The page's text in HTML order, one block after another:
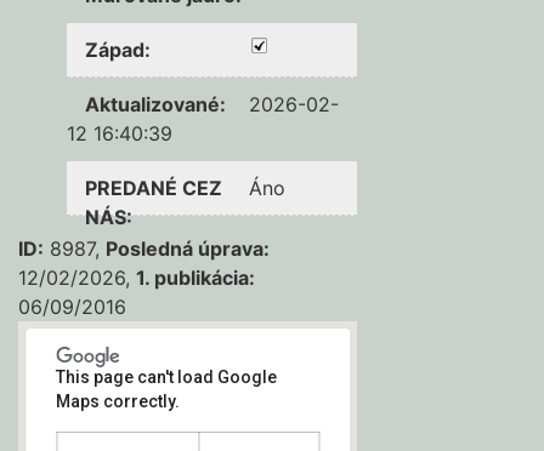
Západ:
Aktualizované:
2026-02-
12 16:40:39
PREDANÉ CEZ
NÁS:
Áno
ID: 8987, Posledná úprava:
12/02/2026, 1. publikácia:
06/09/2016
This page can't load Google
Maps correctly.